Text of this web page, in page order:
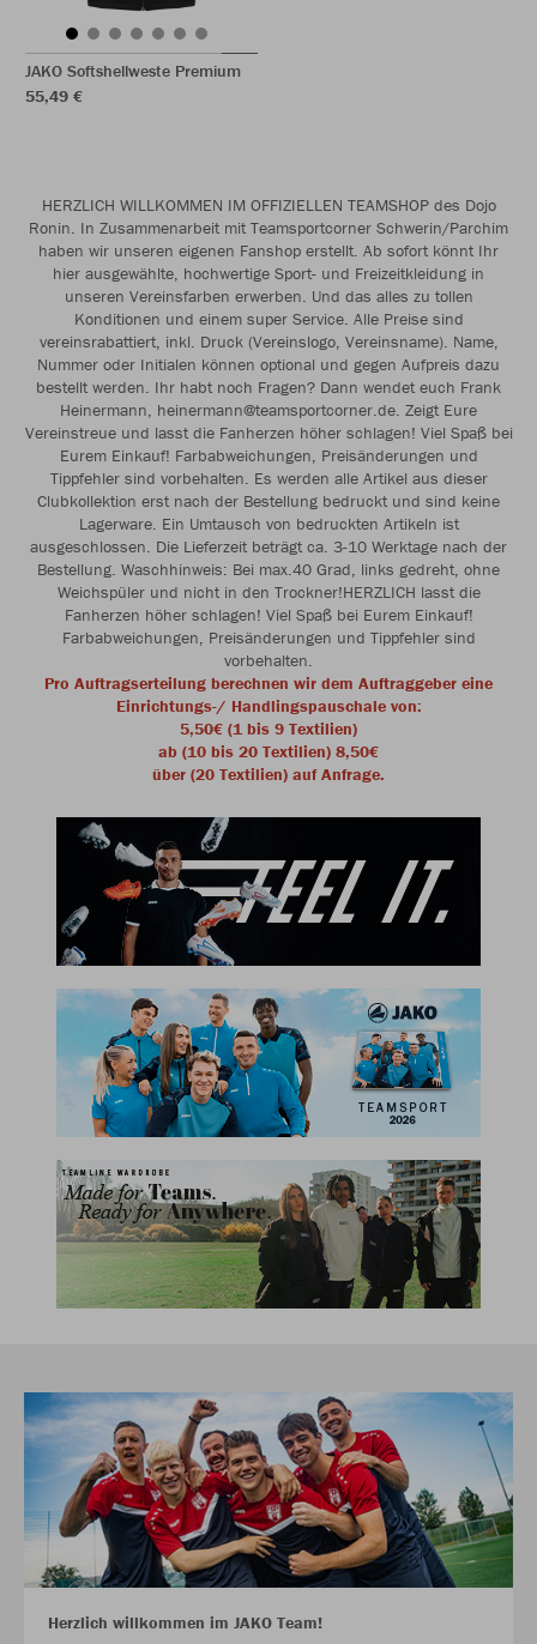
JAKO Softshellweste Premium
55,49 €
HERZLICH WILLKOMMEN IM OFFIZIELLEN TEAMSHOP des Dojo
Ronin. In Zusammenarbeit mit Teamsportcorner Schwerin/Parchim
haben wir unseren eigenen Fanshop erstellt. Ab sofort könnt Ihr
hier ausgewählte, hochwertige Sport- und Freizeitkleidung in
unseren Vereinsfarben erwerben. Und das alles zu tollen
Konditionen und einem super Service. Alle Preise sind
vereinsrabattiert, inkl. Druck (Vereinslogo, Vereinsname). Name,
Nummer oder Initialen können optional und gegen Aufpreis dazu
bestellt werden. Ihr habt noch Fragen? Dann wendet euch Frank
Heinermann, heinermann@teamsportcorner.de. Zeigt Eure
Vereinstreue und lasst die Fanherzen höher schlagen! Viel Spaß bei
Eurem Einkauf! Farbabweichungen, Preisänderungen und
Tippfehler sind vorbehalten. Es werden alle Artikel aus dieser
Clubkollektion erst nach der Bestellung bedruckt und sind keine
Lagerware. Ein Umtausch von bedruckten Artikeln ist
ausgeschlossen. Die Lieferzeit beträgt ca. 3-10 Werktage nach der
Bestellung. Waschhinweis: Bei max.40 Grad, links gedreht, ohne
Weichspüler und nicht in den Trockner!HERZLICH lasst die
Fanherzen höher schlagen! Viel Spaß bei Eurem Einkauf!
Farbabweichungen, Preisänderungen und Tippfehler sind
vorbehalten.
Pro Auftragserteilung berechnen wir dem Auftraggeber eine
Einrichtungs-/ Handlingspauschale von:
5,50€ (1 bis 9 Textilien)
ab (10 bis 20 Textilien) 8,50€
über (20 Textilien) auf Anfrage.
Herzlich willkommen im JAKO Team!